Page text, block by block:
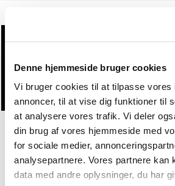
Denne hjemmeside bruger cookies
Vi bruger cookies til at tilpasse vores
annoncer, til at vise dig funktioner til
at analysere vores trafik. Vi deler
din brug af vores hjemmeside med
for sociale medier,
analysepartnere. Vores partnere kan
data med andre oplysninger, du har
Du vil måske også